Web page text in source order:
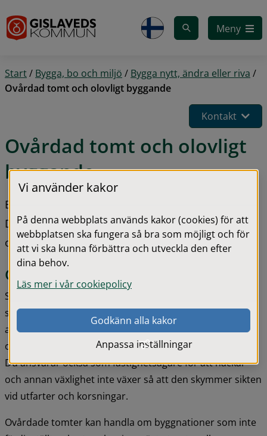
Meny
Start/ Bygga, bo och miljö / Bygga nytt, ändra eller riva /
Ovårdad tomt och olovligt byggande
Kontakt
Ovårdad tomt och olovligt
byggande
Byggnader och tomter ska hållas i ett vårdat skick.
Det skapar en trevlig omgivning för både boende
och besökare.
Ovårdad tomt
Som fastighetsägare måste du hålla din tomt i vårdat
skick, oavsett om den är bebyggd eller inte. Det innebär
att tomten ska vara städad så att det inte finns risk för
olycksfall eller att den blir en olägenhet för omgivningen.
Du ansvarar också som fastighetsägare för att häckar
och annan växlighet inte växer så att den skymmer sikten
vid utfarter och korsningar.
Ovårdade tomter kan handla om byggnationer som inte
Vi använder kakor
På denna webbplats används kakor (cookies) för att
webbplatsen ska fungera så bra som möjligt och för
att vi ska kunna förbättra och utveckla den efter
dina behov.
Läs mer i vår cookiepolicy
Godkänn alla kakor
Anpassa inställningar